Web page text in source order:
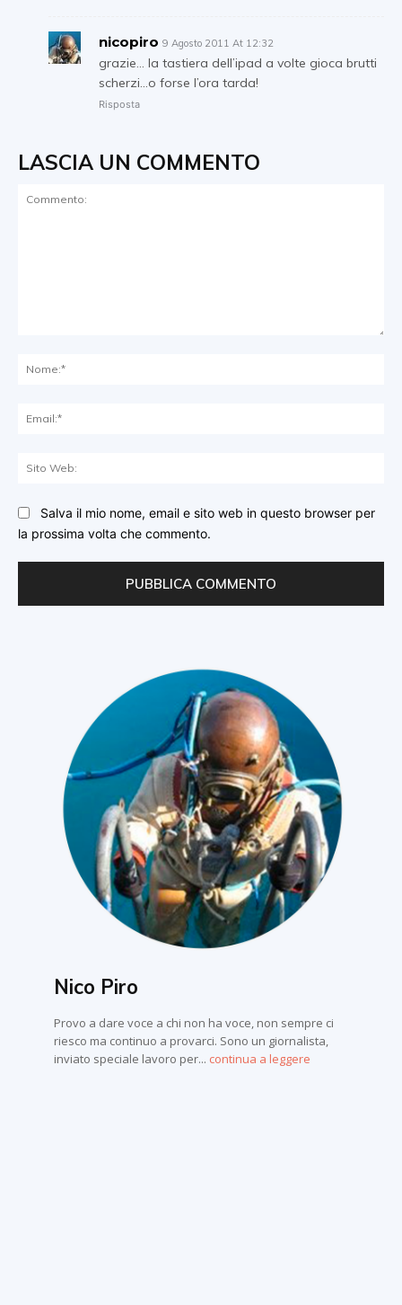
nicopiro 9 Agosto 2011 At 12:32
grazie… la tastiera dell’ipad a volte gioca brutti
scherzi…o forse l’ora tarda!
Risposta
LASCIA UN COMMENTO
Salva il mio nome, email e sito web in questo browser per
la prossima volta che commento.
Nico Piro
Provo a dare voce a chi non ha voce, non sempre ci
riesco ma continuo a provarci. Sono un giornalista,
inviato speciale lavoro per... continua a leggere